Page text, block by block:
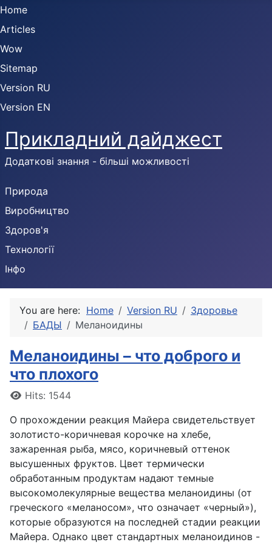
Home
Articles
Wow
Sitemap
Version RU
Version EN
Прикладний дайджест
Додаткові знання - більші можливості
Природа
Виробництво
Здоров'я
Технології
Інфо
You are here: Home Version RU
Здоровье
БАДЫ
Меланоидины
Меланоидины – что доброго и
что плохого
DetailsHits: 1544
О прохождении реакция Майера свидетельствует
золотисто-коричневая корочке на хлебе,
зажаренная рыба, мясо, коричневый оттенок
высушенных фруктов. Цвет термически
обработанным продуктам надают темные
высокомолекулярные вещества меланоидины (от
греческого «меланосом», что означает «черный»),
которые образуются на последней стадии реакции
Майера. Однако цвет стандартных меланоидинов -